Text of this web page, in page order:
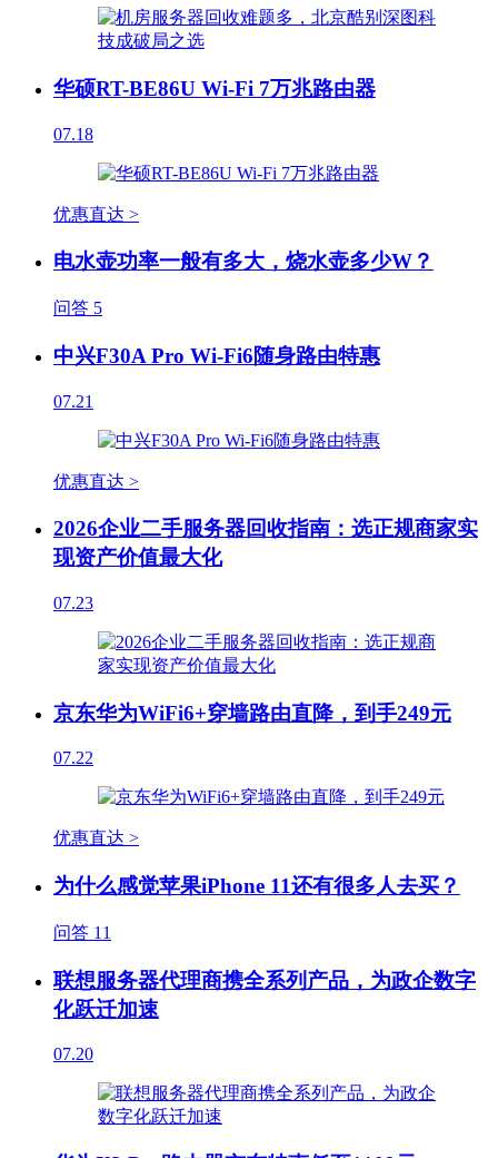
华硕RT-BE86U Wi-Fi 7万兆路由器
07.18
优惠直达 >
电水壶功率一般有多大，烧水壶多少W？
问答 5
中兴F30A Pro Wi-Fi6随身路由特惠
07.21
优惠直达 >
2026企业二手服务器回收指南：选正规商家实
现资产价值最大化
07.23
京东华为WiFi6+穿墙路由直降，到手249元
07.22
优惠直达 >
为什么感觉苹果iPhone 11还有很多人去买？
问答 11
联想服务器代理商携全系列产品，为政企数字
化跃迁加速
07.20